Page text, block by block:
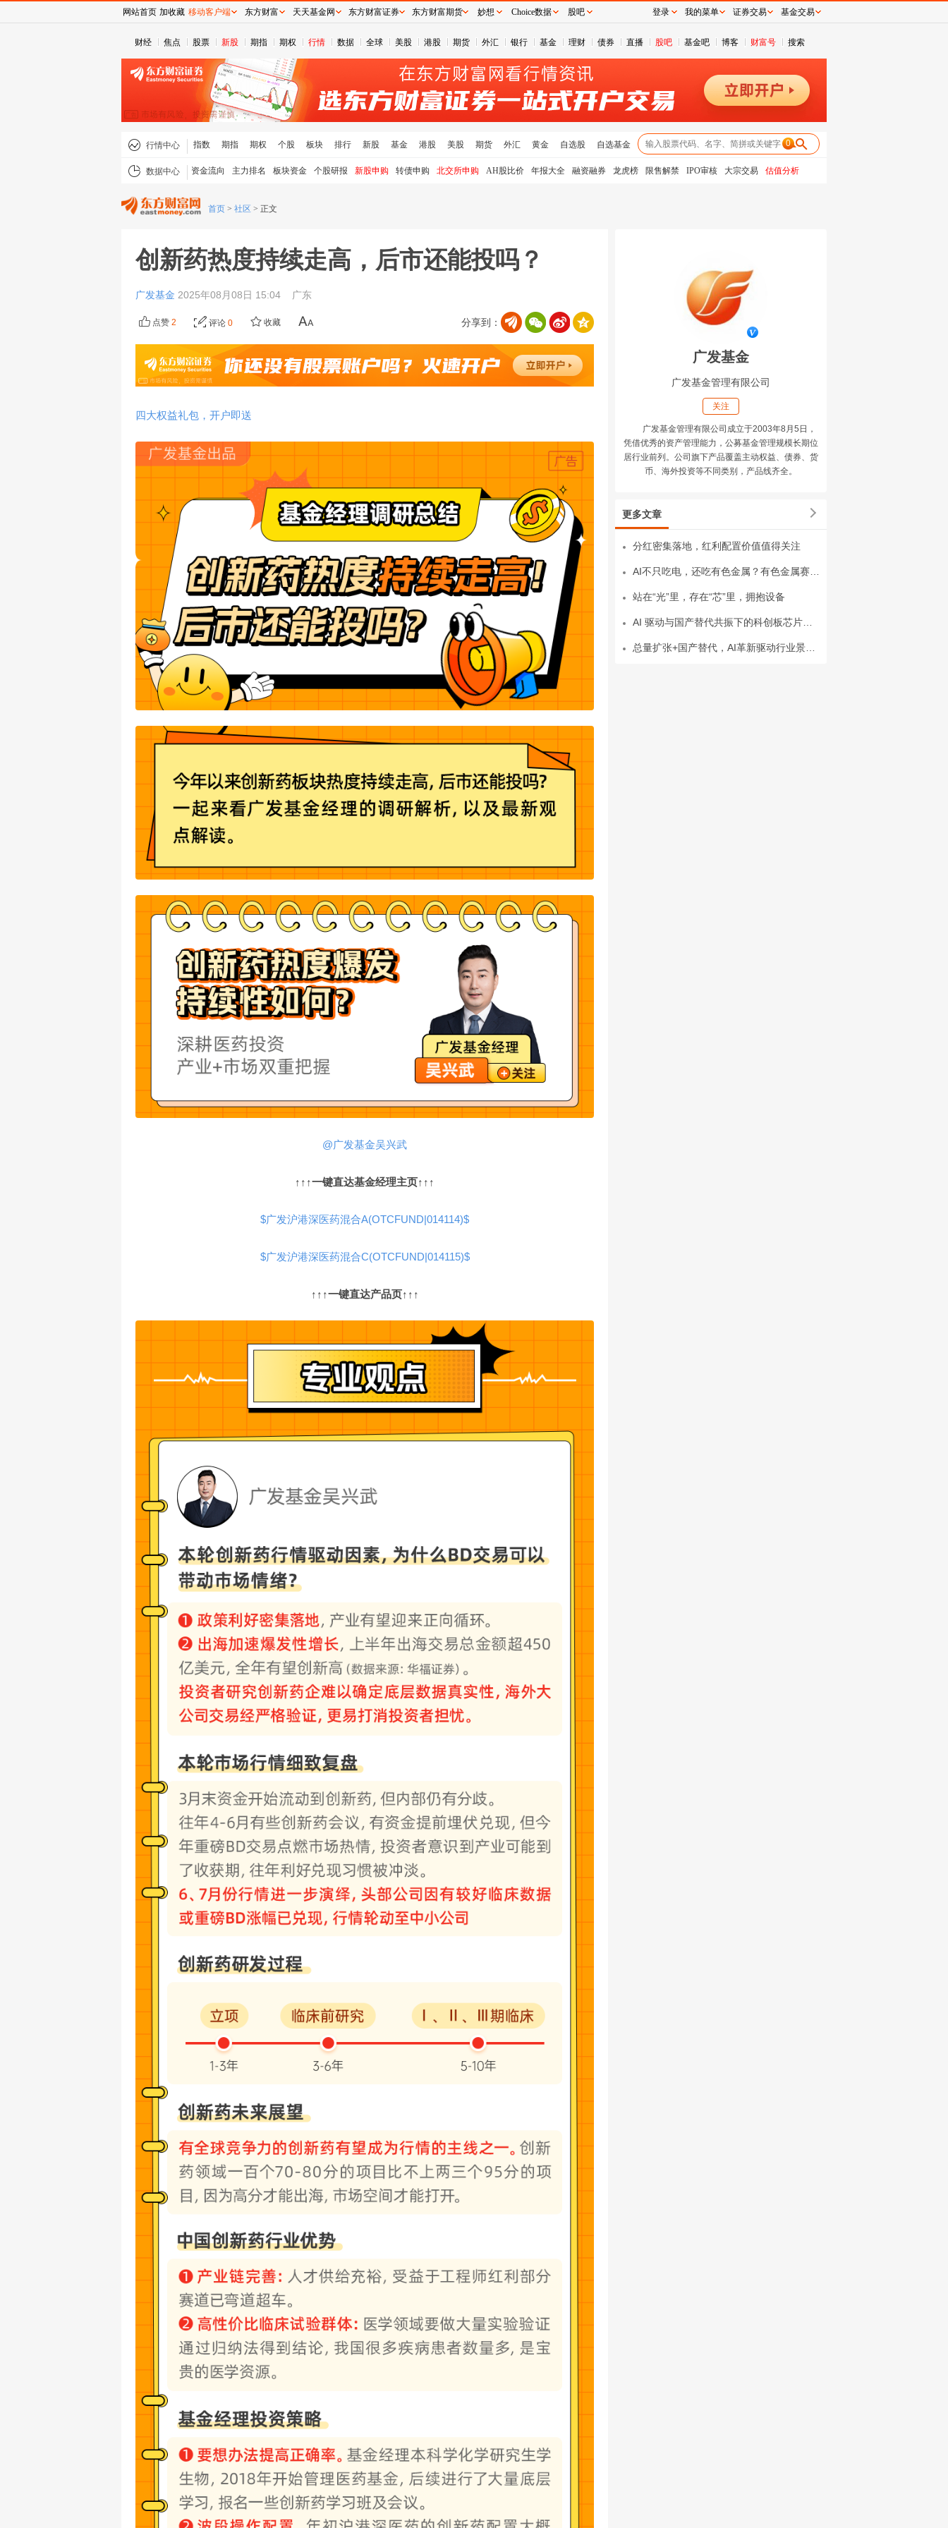
财经 焦点 股票 新股 期指 期权 行情 数据 全球 美股 港股 期货 外汇 银行 基金 理财 债券 直播 股吧 基金吧 博客 财富号 搜索
行情中心 指数 期指 期权 个股 板块 排行 新股 基金 港股 美股 期货 外汇 黄金 自选股 自选基金 0
数据中心 资金流向 主力排名 板块资金 个股研报 新股申购 转债申购 北交所申购 AH股比价 年报大全 融资融券 龙虎榜 限售解禁 IPO审核 大宗交易 估值分析
首页 > 社区 > 正文
创新药热度持续走高，后市还能投吗？
广发基金 2025年08月08日 15:04 广东
分享到：
点赞 2 评论 0 收藏
四大权益礼包，开户即送
@广发基金吴兴武
↑↑↑一键直达基金经理主页↑↑↑
$广发沪港深医药混合A(OTCFUND|014114)$
$广发沪港深医药混合C(OTCFUND|014115)$
↑↑↑一键直达产品页↑↑↑
广发基金
广发基金管理有限公司
关注
广发基金管理有限公司成立于2003年8月5日，
凭借优秀的资产管理能力，公募基金管理规模长期位
居行业前列。公司旗下产品覆盖主动权益、债券、货
币、海外投资等不同类别，产品线齐全。
更多文章
分红密集落地，红利配置价值值得关注
站在“光”里，存在“芯”里，拥抱设备
网站首页 加收藏 移动客户端 东方财富 天天基金网 东方财富证券 东方财富期货 妙想 Choice数据 股吧 登录 我的菜单 证券交易 基金交易